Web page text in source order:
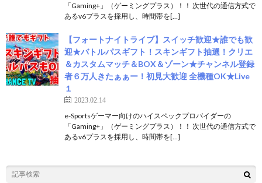
「Gaming+」（ゲーミングプラス）！！ 次世代の通信方式で
あるv6プラスを採用し、時間帯を[…]
【フォートナイトライブ】スイッチ歓迎★誰でも歓
迎★バトルパスギフト！スキンギフト抽選！クリエ
＆カスタムマッチ＆BOX＆ゾーン★チャンネル登録
者６万人きたぁぁー！初見大歓迎 全機種OK★Live
１
2023.02.14
e-Sportsゲーマー向けのハイスペックプロバイダーの
「Gaming+」（ゲーミングプラス）！！ 次世代の通信方式で
あるv6プラスを採用し、時間帯を[…]